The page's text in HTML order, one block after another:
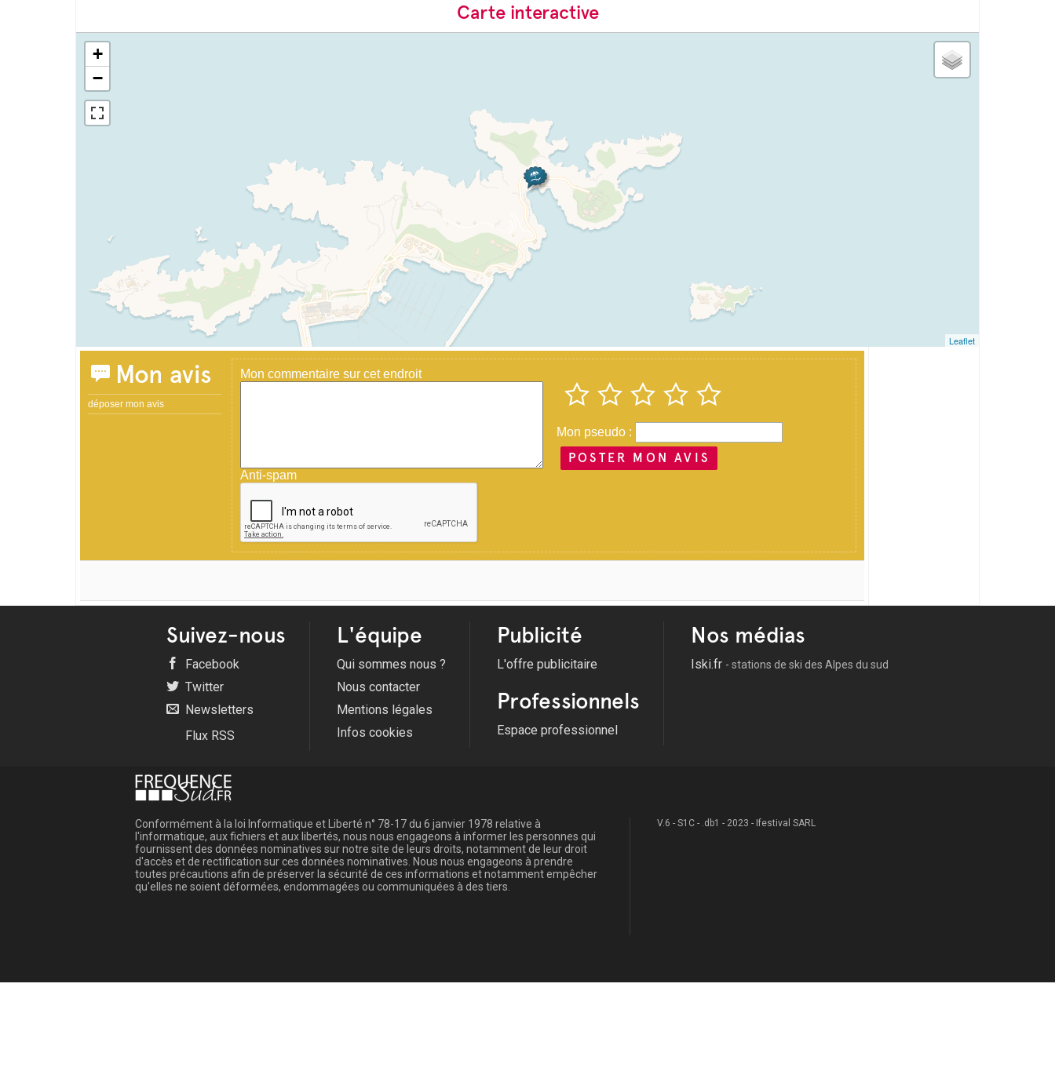
Carte interactive
+
−
Leaflet
Mon avis
déposer mon avis
Mon commentaire sur cet endroit
Anti-spam
Mon pseudo :
POSTER MON AVIS
Suivez-nous
Facebook
Twitter
Newsletters
Flux RSS
L'équipe
Qui sommes nous ?
Nous contacter
Mentions légales
Infos cookies
Publicité
L'offre publicitaire
Professionnels
Espace professionnel
Nos médias
Iski.fr - stations de ski des Alpes du sud
Conformément à la loi Informatique et Liberté n° 78-17 du 6 janvier 1978 relative à
l'informatique, aux fichiers et aux libertés, nous nous engageons à informer les personnes qui
fournissent des données nominatives sur notre site de leurs droits, notamment de leur droit
d'accès et de rectification sur ces données nominatives. Nous nous engageons à prendre
toutes précautions afin de préserver la sécurité de ces informations et notamment empêcher
qu'elles ne soient déformées, endommagées ou communiquées à des tiers.
V.6 - S1C - .db1 - 2023 - Ifestival SARL